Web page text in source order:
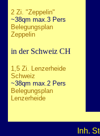
2 Zi. "Zeppelin"
~38qm max.3 Pers
Belegungsplan
Zeppelin
in der Schweiz CH
1,5 Zi. Lenzerheide
Schweiz
~38qm max.2 Pers
Belegungsplan
Lenzerheide
Inh.